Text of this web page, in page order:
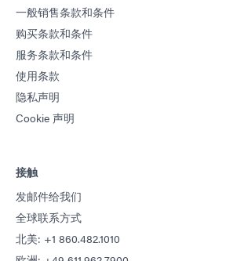
一般销售条款和条件
购买条款和条件
服务条款和条件
使用条款
隐私声明
Cookie 声明
接触
发邮件给我们
全球联系方式
北美: +1 860.482.1010